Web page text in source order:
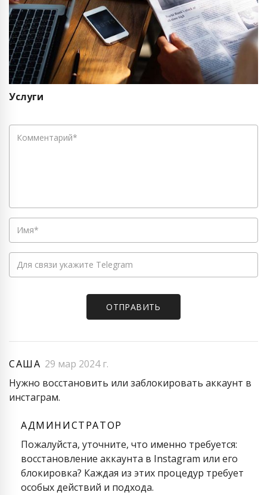
Услуги
САША 29 мар 2024 г.
Нужно восстановить или заблокировать аккаунт в
инстаграм.
АДМИНИСТРАТОР
Пожалуйста, уточните, что именно требуется:
восстановление аккаунта в Instagram или его
блокировка? Каждая из этих процедур требует
особых действий и подхода.